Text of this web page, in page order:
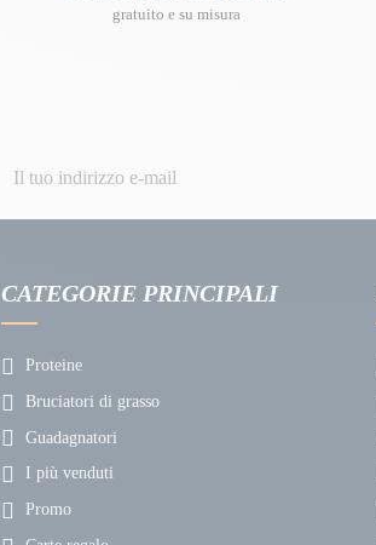
gratuito e su misura
CATEGORIE PRINCIPALI
Proteine
Bruciatori di grasso
Guadagnatori
I più venduti
Promo